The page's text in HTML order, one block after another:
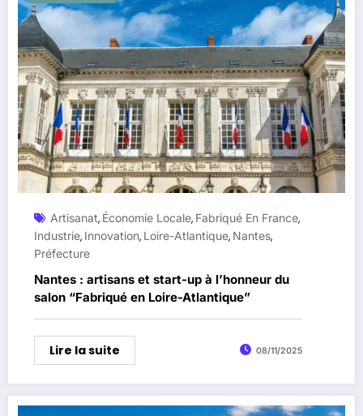
Artisanat, Économie Locale, Fabriqué En France,
Industrie, Innovation, Loire-Atlantique, Nantes,
Préfecture
Nantes : artisans et start-up à l’honneur du
salon “Fabriqué en Loire-Atlantique”
Lire la suite 08/11/2025